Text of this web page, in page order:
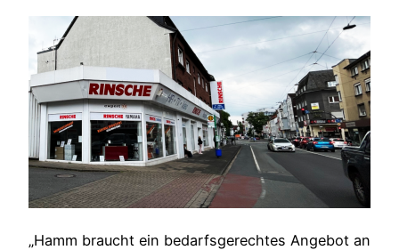
„Hamm braucht ein bedarfsgerechtes Angebot an